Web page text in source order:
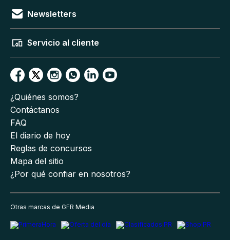
Newsletters
Servicio al cliente
¿Quiénes somos?
Contáctanos
FAQ
El diario de hoy
Reglas de concursos
Mapa del sitio
¿Por qué confiar en nosotros?
Otras marcas de GFR Media